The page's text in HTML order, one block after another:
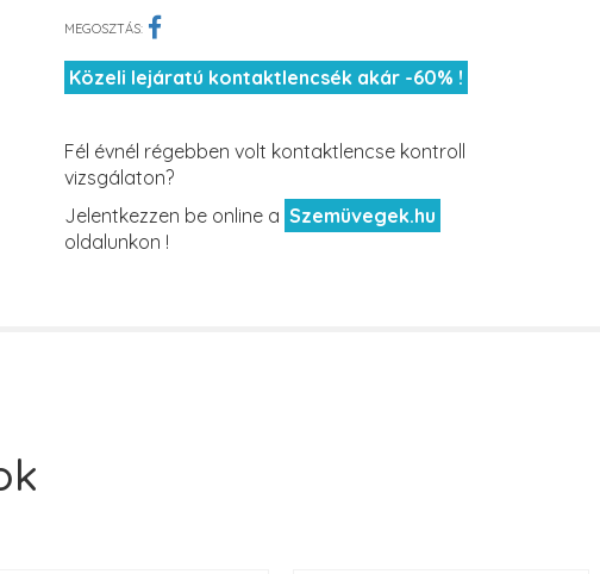
MEGOSZTÁS:
Közeli lejáratú kontaktlencsék akár -60% !
Fél évnél régebben volt kontaktlencse kontroll
vizsgálaton?
Jelentkezzen be online a Szemüvegek.hu
oldalunkon !